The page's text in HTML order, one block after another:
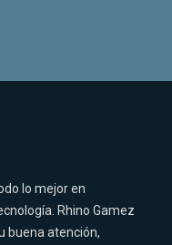
lo mejor en
Rhino Gamez
buena atención,